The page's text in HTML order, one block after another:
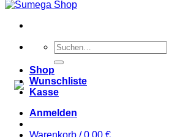
Suchen
nach:
Shop
Wunschliste
Kasse
Anmelden